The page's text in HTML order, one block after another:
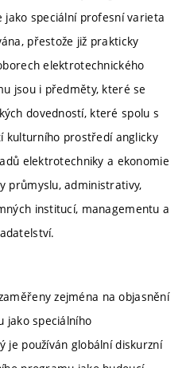
speciální profesní varieta
přestože již prakticky
elektrotechnického
jsou i předměty, které se
dovedností, které spolu s
kulturního prostředí anglicky
elektrotechniky a ekonomie
průmyslu, administrativy,
institucí, managementu a
zejména na objasnění
jako speciálního
je používán globální diskurzní